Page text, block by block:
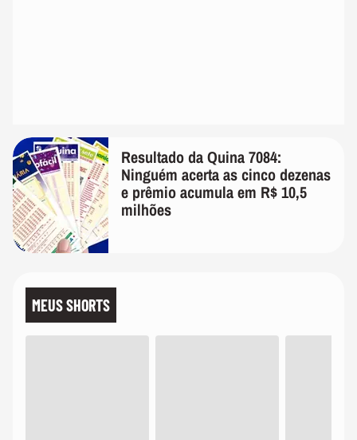
Resultado da Quina 7084:
Ninguém acerta as cinco dezenas
e prêmio acumula em R$ 10,5
milhões
MEUS SHORTS